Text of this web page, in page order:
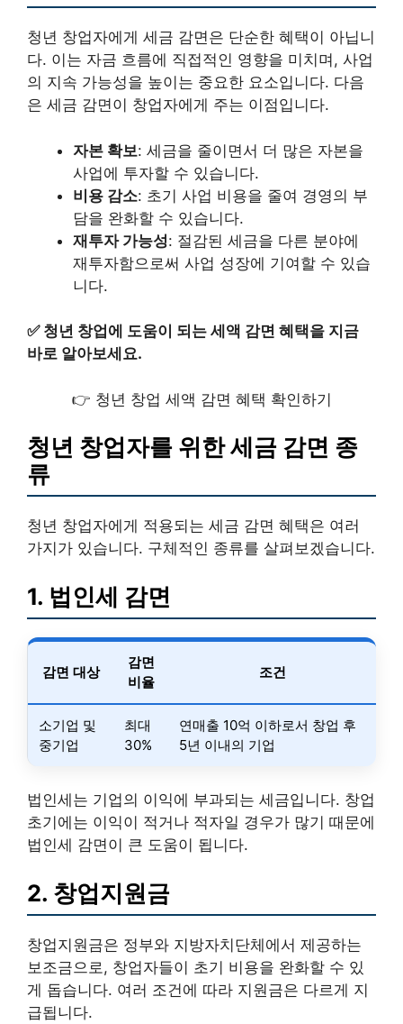
청년 창업자에게 세금 감면은 단순한 혜택이 아닙니
다. 이는 자금 흐름에 직접적인 영향을 미치며, 사업
의 지속 가능성을 높이는 중요한 요소입니다. 다음
은 세금 감면이 창업자에게 주는 이점입니다.
자본 확보: 세금을 줄이면서 더 많은 자본을
사업에 투자할 수 있습니다.
비용 감소: 초기 사업 비용을 줄여 경영의 부
담을 완화할 수 있습니다.
재투자 가능성: 절감된 세금을 다른 분야에
재투자함으로써 사업 성장에 기여할 수 있습
니다.
✅ 청년 창업에 도움이 되는 세액 감면 혜택을 지금
바로 알아보세요.
👉 청년 창업 세액 감면 혜택 확인하기
청년 창업자를 위한 세금 감면 종
류
청년 창업자에게 적용되는 세금 감면 혜택은 여러
가지가 있습니다. 구체적인 종류를 살펴보겠습니다.
1. 법인세 감면
감면 대상
감면
비율
조건
소기업 및
중기업
최대
30%
연매출 10억 이하로서 창업 후
5년 이내의 기업
법인세는 기업의 이익에 부과되는 세금입니다. 창업
초기에는 이익이 적거나 적자일 경우가 많기 때문에
법인세 감면이 큰 도움이 됩니다.
2. 창업지원금
창업지원금은 정부와 지방자치단체에서 제공하는
보조금으로, 창업자들이 초기 비용을 완화할 수 있
게 돕습니다. 여러 조건에 따라 지원금은 다르게 지
급됩니다.